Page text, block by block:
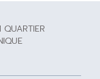
QUARTIER